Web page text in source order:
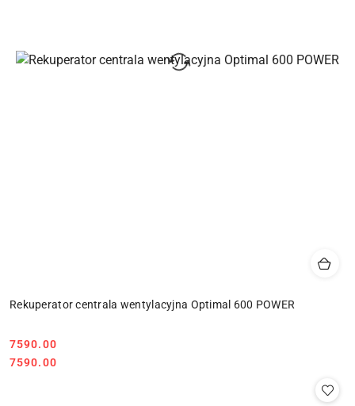
Rekuperator centrala wentylacyjna Optimal 600 POWER
Cena:
7590.00
Cena:
7590.00